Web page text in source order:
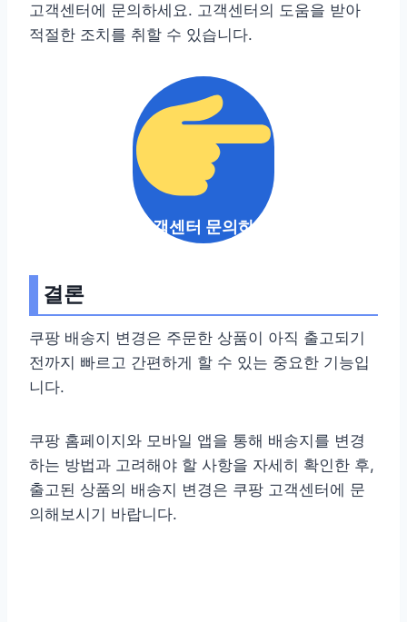
고객센터에 문의하세요. 고객센터의 도움을 받아
적절한 조치를 취할 수 있습니다.
고객센터 문의하기
결론
쿠팡 배송지 변경은 주문한 상품이 아직 출고되기
전까지 빠르고 간편하게 할 수 있는 중요한 기능입
니다.
쿠팡 홈페이지와 모바일 앱을 통해 배송지를 변경
하는 방법과 고려해야 할 사항을 자세히 확인한 후,
출고된 상품의 배송지 변경은 쿠팡 고객센터에 문
의해보시기 바랍니다.